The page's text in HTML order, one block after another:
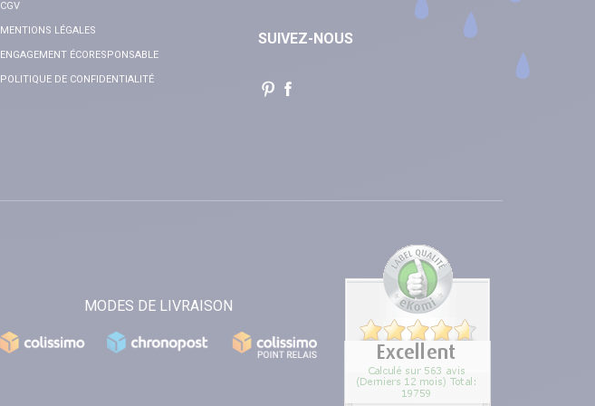
CGV
MENTIONS LÉGALES
ENGAGEMENT ÉCORESPONSABLE
POLITIQUE DE CONFIDENTIALITÉ
SUIVEZ-NOUS
MODES DE LIVRAISON